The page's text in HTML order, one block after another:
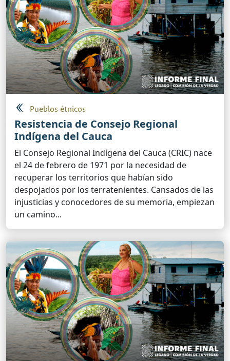
Pueblos étnicos
Resistencia de Consejo Regional
Indígena del Cauca
El Consejo Regional Indígena del Cauca (CRIC) nace
el 24 de febrero de 1971 por la necesidad de
recuperar los territorios que habían sido
despojados por los terratenientes. Cansados de las
injusticias y conocedores de su memoria, empiezan
un camino...